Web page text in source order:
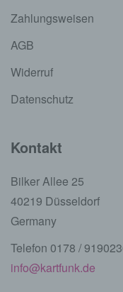
Zahlungsweisen
AGB
Widerruf
Datenschutz
Kontakt
Bilker Allee 25
40219 Düsseldorf
Germany
Telefon 0178 /
info@kartfunk.de